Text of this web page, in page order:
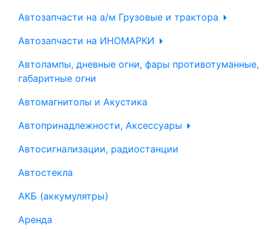
Автозапчасти на а/м Грузовые и трактора
Автозапчасти на ИНОМАРКИ
Автолампы, дневные огни, фары противотуманные,
габаритные огни
Автомагнитолы и Акустика
Автопринадлежности, Аксессуары
Автосигнализации, радиостанции
Автостекла
АКБ (аккумулятры)
Аренда